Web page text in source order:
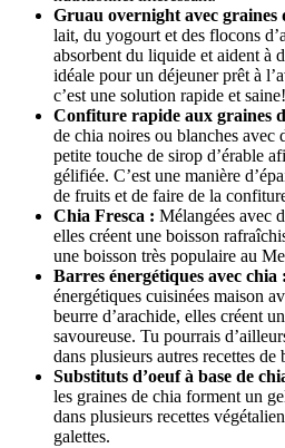
Gruau overnight avec graines
lait, du yogourt et des flocons
absorbent du liquide et aident à
idéale pour un déjeuner prêt à
c’est une solution rapide et saine!
Confiture rapide aux graines
de chia noires ou blanches avec
petite touche de sirop d’érable
gélifiée. C’est une manière
de fruits et de faire de la
Chia Fresca : Mélangées avec
elles créent une boisson
une boisson très populaire au
Barres énergétiques avec chia :
énergétiques cuisinées maison
beurre d’arachide, elles créent
savoureuse. Tu pourrais
dans plusieurs autres recettes
Substituts d’oeuf à base de
les graines de chia forment un
dans plusieurs recettes
galettes.